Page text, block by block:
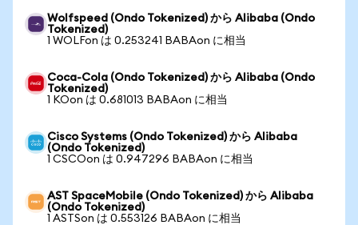
Wolfspeed (Ondo Tokenized) から Alibaba (Ondo
Tokenized)
1 WOLFon は 0.253241 BABAon に相当
Coca-Cola (Ondo Tokenized) から Alibaba (Ondo
Tokenized)
1 KOon は 0.681013 BABAon に相当
Cisco Systems (Ondo Tokenized) から Alibaba
(Ondo Tokenized)
1 CSCOon は 0.947296 BABAon に相当
AST SpaceMobile (Ondo Tokenized) から Alibaba
(Ondo Tokenized)
1 ASTSon は 0.553126 BABAon に相当